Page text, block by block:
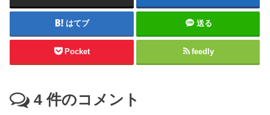
はてブ 送る
Pocket feedly
4 件のコメント